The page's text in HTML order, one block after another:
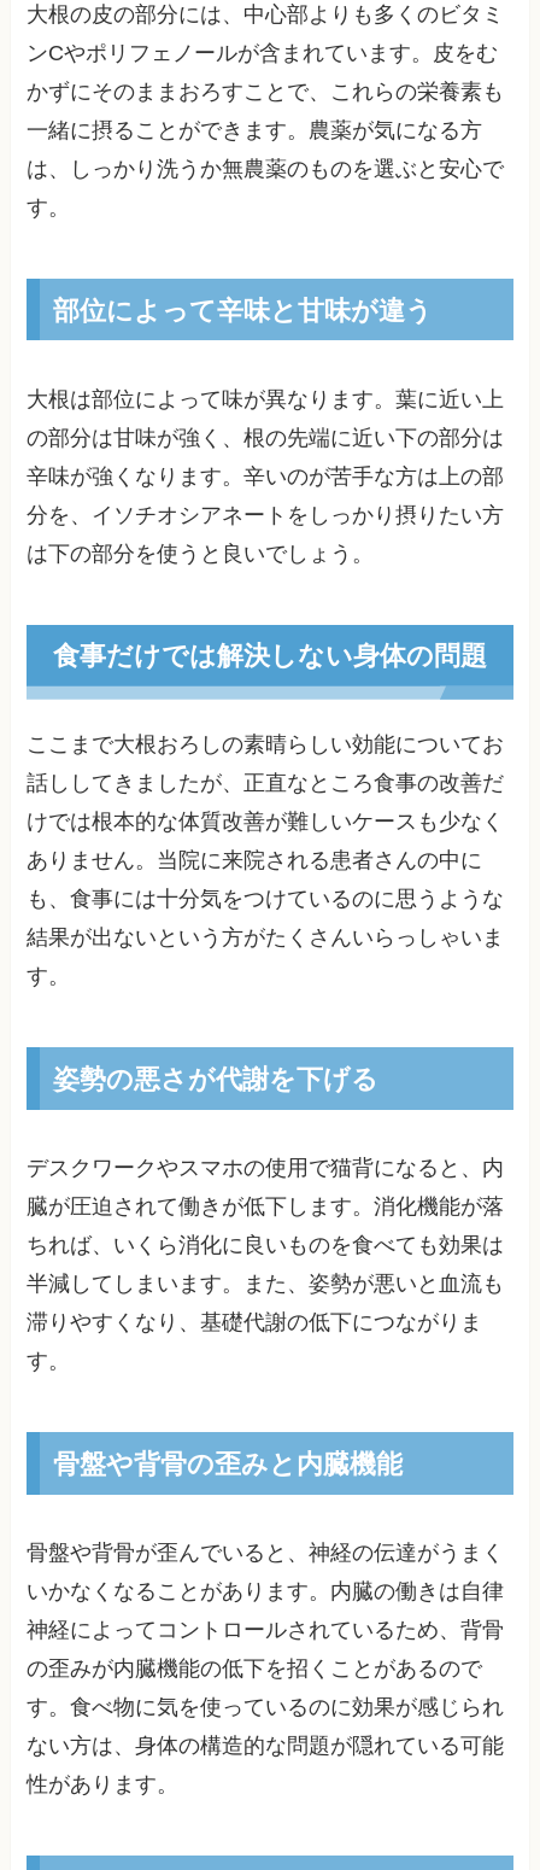
大根の皮の部分には、中心部よりも多くのビタミ
ンCやポリフェノールが含まれています。皮をむ
かずにそのままおろすことで、これらの栄養素も
一緒に摂ることができます。農薬が気になる方
は、しっかり洗うか無農薬のものを選ぶと安心で
す。
部位によって辛味と甘味が違う
大根は部位によって味が異なります。葉に近い上
の部分は甘味が強く、根の先端に近い下の部分は
辛味が強くなります。辛いのが苦手な方は上の部
分を、イソチオシアネートをしっかり摂りたい方
は下の部分を使うと良いでしょう。
食事だけでは解決しない身体の問題
ここまで大根おろしの素晴らしい効能についてお
話ししてきましたが、正直なところ食事の改善だ
けでは根本的な体質改善が難しいケースも少なく
ありません。当院に来院される患者さんの中に
も、食事には十分気をつけているのに思うような
結果が出ないという方がたくさんいらっしゃいま
す。
姿勢の悪さが代謝を下げる
デスクワークやスマホの使用で猫背になると、内
臓が圧迫されて働きが低下します。消化機能が落
ちれば、いくら消化に良いものを食べても効果は
半減してしまいます。また、姿勢が悪いと血流も
滞りやすくなり、基礎代謝の低下につながりま
す。
骨盤や背骨の歪みと内臓機能
骨盤や背骨が歪んでいると、神経の伝達がうまく
いかなくなることがあります。内臓の働きは自律
神経によってコントロールされているため、背骨
の歪みが内臓機能の低下を招くことがあるので
す。食べ物に気を使っているのに効果が感じられ
ない方は、身体の構造的な問題が隠れている可能
性があります。